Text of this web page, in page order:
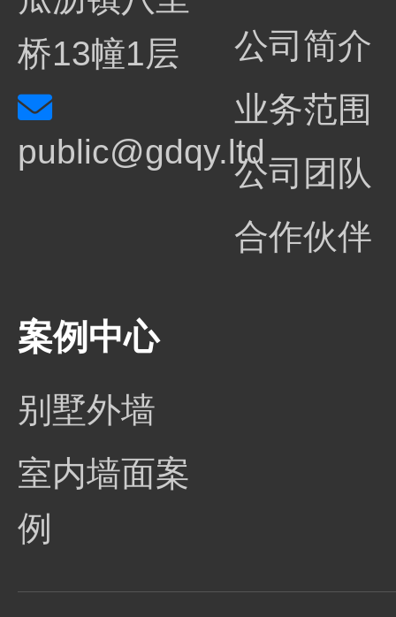
桥13幢1层
public@gdqy.ltd
公司简介
业务范围
公司团队
合作伙伴
案例中心
别墅外墙
室内墙面案
例